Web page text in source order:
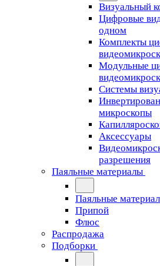
Визуальный
Цифровые
одном
Комплекты
Модульные
Cистемы
микроскопы
Аксессуары
разрешения
Паяльные материалы
Паяльные
Припой
Флюс
Распродажа
Подборки